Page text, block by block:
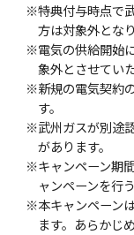
※特典付与時点で
方は対象外となり
※電気の供給開始
象外とさせてい
※新規の電気契約
す。
※武州ガスが別途
があります。
※キャンペーン期
ャンペーンを行
※本キャンペーン
ます。あらかじ